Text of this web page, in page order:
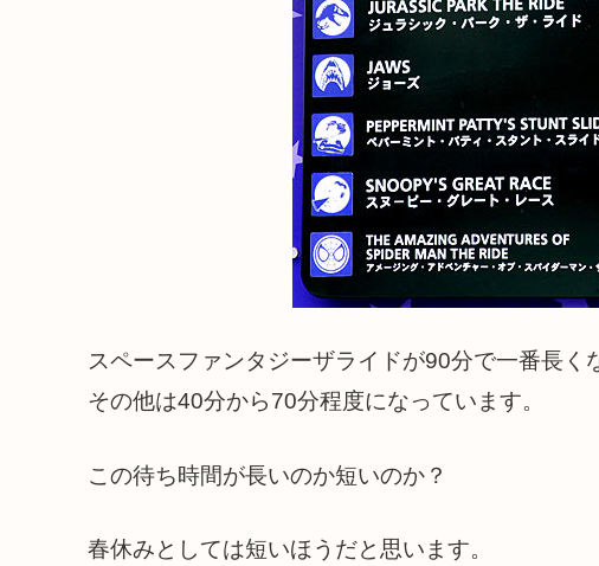
スペースファンタジーザライドが90分で一番長く
その他は40分から70分程度になっています。
この待ち時間が長いのか短いのか？
春休みとしては短いほうだと思います。